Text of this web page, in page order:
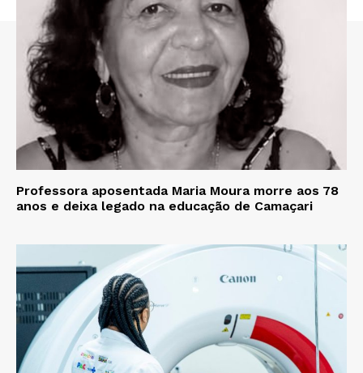
Professora aposentada Maria Moura morre aos 78
anos e deixa legado na educação de Camaçari